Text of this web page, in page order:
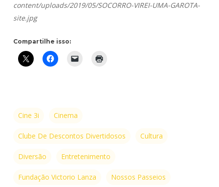
content/uploads/2019/05/SOCORRO-VIREI-UMA-GAROTA-
site.jpg
Compartilhe isso:
Cine 3i Cinema
Clube De Descontos Divertidosos Cultura
Diversão Entretenimento
Fundação Victorio Lanza Nossos Passeios